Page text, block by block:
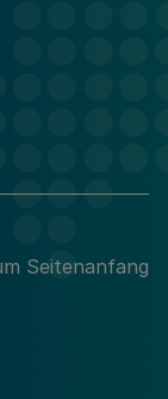
Seitenanfang